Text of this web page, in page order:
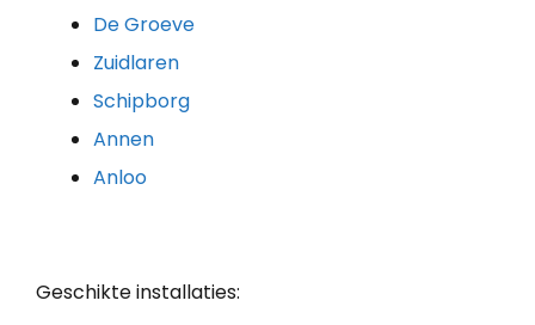
De Groeve
Zuidlaren
Schipborg
Annen
Anloo
Geschikte installaties: